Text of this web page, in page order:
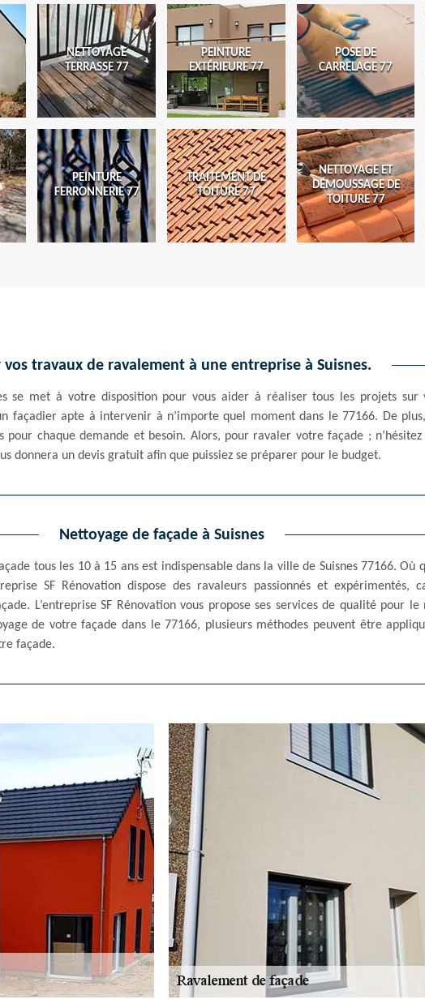
NETTOYAGE
TERRASSE 77
PEINTURE
EXTÉRIEURE 77
POSE DE
CARRELAGE 77
PEINTURE
FERRONNERIE 77
TRAITEMENT DE
TOITURE 77
NETTOYAGE ET
DÉMOUSSAGE DE
TOITURE 77
vos travaux de ravalement à une entreprise à Suisnes.
se met à votre disposition pour vous aider à réaliser tous les projets sur
façadier apte à intervenir à n’importe quel moment dans le 77166. De
chaque demande et besoin. Alors, pour ravaler votre façade ; n’hésitez
donnera un devis gratuit afin que puissiez se préparer pour le budget.
Nettoyage de façade à Suisnes
tous les 10 à 15 ans est indispensable dans la ville de Suisnes 77166. Où
SF Rénovation dispose des ravaleurs passionnés et expérimentés,
L’entreprise SF Rénovation vous propose ses services de qualité pour
de votre façade dans le 77166, plusieurs méthodes peuvent être
façade.